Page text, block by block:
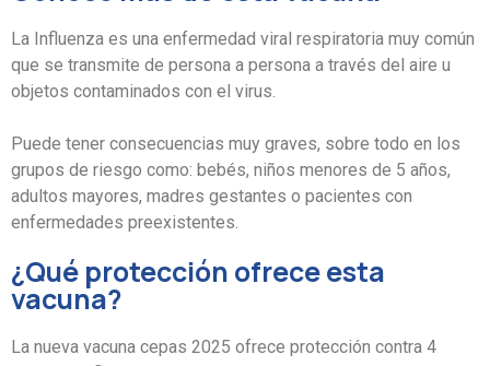
La Influenza es una enfermedad viral respiratoria muy común
que se transmite de persona a persona a través del aire u
objetos contaminados con el virus.
Puede tener consecuencias muy graves, sobre todo en los
grupos de riesgo como: bebés, niños menores de 5 años,
adultos mayores, madres gestantes o pacientes con
enfermedades preexistentes.
¿Qué protección ofrece esta
vacuna?
La nueva vacuna cepas 2025 ofrece protección contra 4